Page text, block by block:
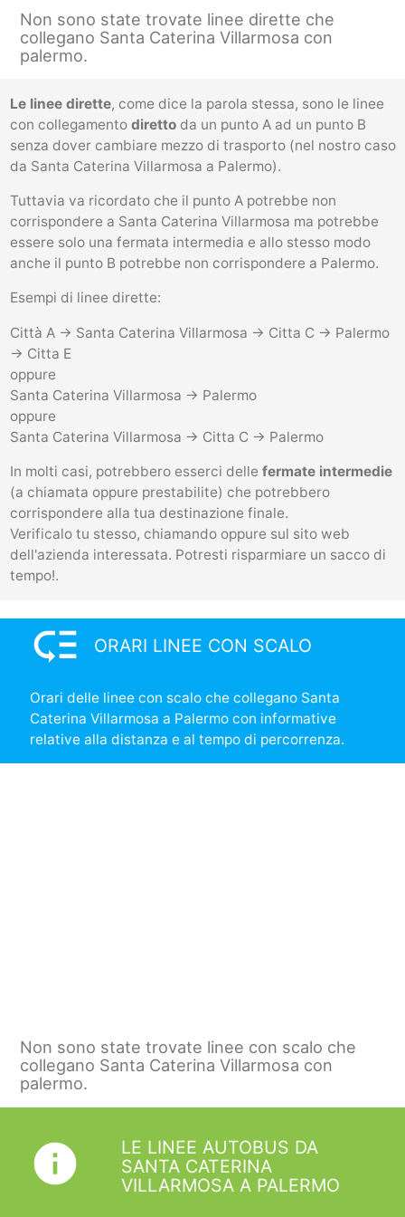
Non sono state trovate linee dirette che
collegano Santa Caterina Villarmosa con
palermo.
Le linee dirette, come dice la parola stessa, sono le linee
con collegamento direttoda un punto A ad un punto B
senza dover cambiare mezzo di trasporto (nel nostro caso
da Santa Caterina Villarmosa a Palermo).
Tuttavia va ricordato che il punto A potrebbe non
corrispondere a Santa Caterina Villarmosa ma potrebbe
essere solo una fermata intermedia e allo stesso modo
anche il punto B potrebbe non corrispondere a Palermo.
Esempi di linee dirette:
Città A -> Santa Caterina Villarmosa -> Citta C -> Palermo
-> Citta E
oppure
Santa Caterina Villarmosa -> Palermo
oppure
Santa Caterina Villarmosa -> Citta C -> Palermo
In molti casi, potrebbero esserci delle fermate intermedie
(a chiamata oppure prestabilite) che potrebbero
corrispondere alla tua destinazione finale.
Verificalo tu stesso, chiamando oppure sul sito web
dell'azienda interessata. Potresti risparmiare un sacco di
tempo!.
low_priority ORARI LINEE CON SCALO
Orari delle linee con scalo che collegano Santa
Caterina Villarmosa a Palermo con informative
relative alla distanza e al tempo di percorrenza.
Non sono state trovate linee con scalo che
collegano Santa Caterina Villarmosa con
palermo.
info
LE LINEE AUTOBUS DA
SANTA CATERINA
VILLARMOSA A PALERMO